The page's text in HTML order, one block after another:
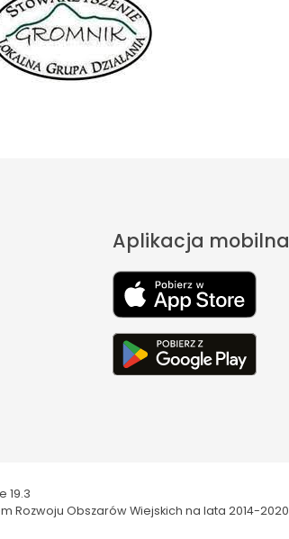
Aplikacja mobilna
19.3
Rozwoju Obszarów Wiejskich na lata 2014-2020